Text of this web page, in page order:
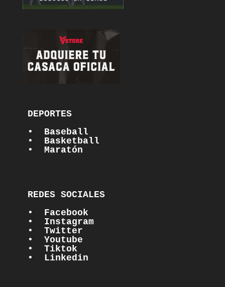
DEPORTES
•  Baseball
•  Basketball
•  Maratón
REDES SOCIALES
•  Facebook
•  Instagram
•  Twitter
•  Youtube
•  Tiktok
•  Linkedin